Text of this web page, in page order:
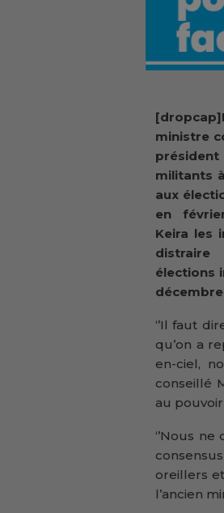
ministre
président
militants
aux
en
Keira les
distraire
élections
‘’Il faut
qu’on a
en-ciel,
conseillé
au
‘’Nous
oreillers
l’ancien